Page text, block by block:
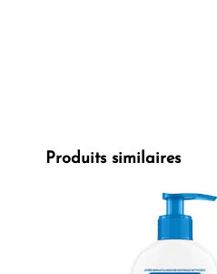
Produits similaires